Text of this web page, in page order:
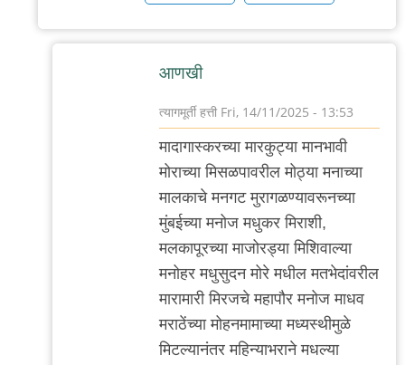
आणखी
त्यागमूर्ती हत्ती Fri, 14/11/2025 - 13:53
reply
आणखी
by
त्यागमूर्ती
मादागास्करच्या मारकुट्या मानभावी
मोराच्या मिसळपावरील मोठ्या मनाच्या
मालकाचे मनगट मुरागळण्यावरूनच्या
मुंबईच्या मनोज मधुकर मिराशी,
मलकापूरच्या माजोरड्या मिशिवाल्या
मनोहर मधुसुदन मोरे मधील मतभेदांवरील
मारामारी मिरजचे महापौर मनोज माधव
मराठेंच्या मोहनमामाच्या मध्यस्थीमुळे
मिटल्यानंतर महिन्याभराने मधल्या